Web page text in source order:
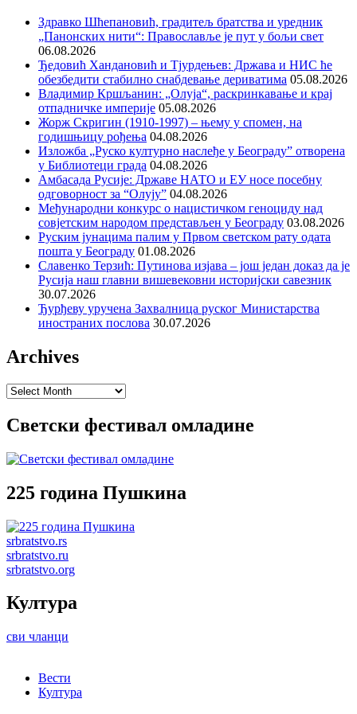
Здравко Шћепановић, градитељ братства и уредник
„Панонских нити“: Православље је пут у бољи свет
06.08.2026
Ђедовић Хандановић и Тјурдењев: Држава и НИС ће
обезбедити стабилно снабдевање дериватима 05.08.2026
Владимир Кршљанин: „Олуја“, раскринкавање и крај
отпадничке империје 05.08.2026
Жорж Скригин (1910-1997) – њему у спомен, на
годишњицу рођења 04.08.2026
Изложба „Руско културно наслеђе у Београду” отворена
у Библиотеци града 04.08.2026
Амбасада Русије: Државе НАТО и ЕУ носе посебну
одговорност за “Олују” 04.08.2026
Међународни конкурс о нацистичком геноциду над
совјетским народом представљен у Београду 03.08.2026
Руским јунацима палим у Првом светском рату одата
пошта у Београду 01.08.2026
Славенко Терзић: Путинова изјава – још један доказ да је
Русија наш главни вишевековни историјски савезник
30.07.2026
Ђурђеву уручена Захвалница руског Министарства
иностраних послова 30.07.2026
Archives
Archives
Светски фестивал омладине
225 година Пушкина
srbratstvo.rs
srbratstvo.ru
srbratstvo.org
Култура
сви чланци
Вести
Култура